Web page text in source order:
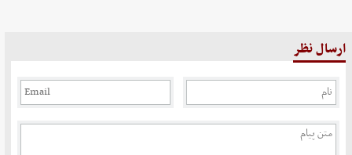
ارسال نظر